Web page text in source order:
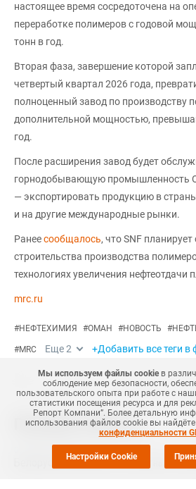
настоящее время сосредоточена на
переработке полимеров с годовой
тонн в год.
Вторая фаза, завершение которой
четвертый квартал 2026 года,
полноценный завод по производству
дополнительной мощностью,
год.
После расширения завод будет
горнодобывающую промышленность
— экспортировать продукцию в
и на другие международные рынки.
Ранеесообщалось, что SNF
строительства производства
технологиях увеличения нефтеотдачи
mrc.ru
#НЕФТЕХИМИЯ #ОМАН #НОВОСТЬ #
#MRC Еще2 +Добавить все теги в
Похожие новости
Белоруссия обнулила экспортные
Мы используем файлы cookieв
соблюдение мер безопасности,
пользовательского опыта при работе с
статистики посещения ресурса и для
Репорт Компани”. Более детальную
использования файлов cookie вы
конфиденциальности
Настройки Cookie